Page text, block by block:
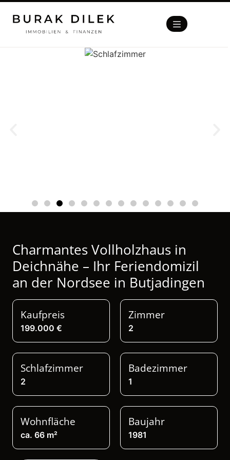
Charmantes Vollholzhaus in
Deichnähe – Ihr Feriendomizil
an der Nordsee in Butjadingen
Kaufpreis
199.000 €
Zimmer
2
Schlafzimmer
2
Badezimmer
1
Wohnfläche
ca. 66 m²
Baujahr
1981